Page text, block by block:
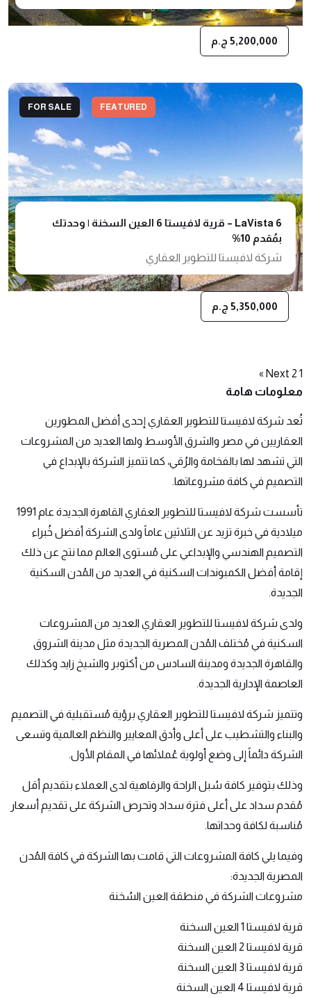
5,200,000 ج.م
FEATURED
FOR SALE
5,350,000 ج.م
LaVista 6 – قرية لافيستا 6 العين السخنة | وحدتك
بمُقدم 10%
شركة لافيستا للتطوير العقاري
Posts
navigation
1
2
Next »
معلومات هامة
تُعد شركة لافيستا للتطوير العقاري إحدى أفضل المطورين
العقاريين في مصر والشرق الأوسط ولها العديد من المشروعات
التي تشهد لها بالفخامة والرُقي، كما تتميز الشركة بالإبداع في
التصميم في كافة مشروعاتها.
تأسست شركة لافيستا للتطوير العقاري القاهرة الجديدة عام 1991
ميلادية في خبرة تزيد عن الثلاثين عاماً ولدى الشركة أفضل خُبراء
التصميم الهندسي والإبداعي على مُستوى العالم مما نتج عن ذلك
إقامة أفضل الكمبوندات السكنية في العديد من المُدن السكنية
الجديدة.
ولدى شركة لافيستا للتطوير العقاري العديد من المشروعات
السكنية في مُختلف المُدن المصرية الجديدة مثل مدينة الشروق
والقاهرة الجديدة ومدينة السادس من أكتوبر والشيخ زايد وكذلك
العاصمة الإدارية الجديدة.
وتتميز شركة لافيستا للتطوير العقاري برؤية مُستقبلية في التصميم
والبناء والتشطيب على أعلى وأدق المعايير والنظم العالمية وتسعى
الشركة دائماً إلى وضع أولوية عُملائها في المقام الأول.
وذلك بتوفير كافة سُبل الراحة والرفاهية لدى العملاء بتقديم أقل
مُقدم سداد على أعلى فترة سداد وتحرص الشركة على تقديم أسعار
مُناسبة لكافة وحداتها.
وفيما يلي كافة المشروعات التي قامت بها الشركة في كافة المُدن
المصرية الجديدة:
مشروعات الشركة في منطقة العين السُخنة
قرية لافيستا 1 العين السخنة
قرية لافيستا 2 العين السخنة
قرية لافيستا 3 العين السخنة
قرية لافيستا 4 العين السخنة